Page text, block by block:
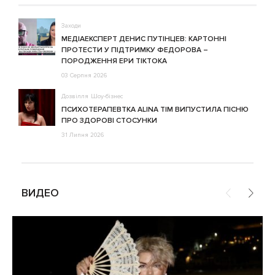
Заходи
МЕДІАЕКСПЕРТ ДЕНИС ПУТІНЦЕВ: КАРТОННІ
ПРОТЕСТИ У ПІДТРИМКУ ФЕДОРОВА –
ПОРОДЖЕННЯ ЕРИ ТІКТОКА
03 Серпня 2026
Дозвілля Шоу-бізнес
ПСИХОТЕРАПЕВТКА ALINA TIM ВИПУСТИЛА ПІСНЮ
ПРО ЗДОРОВІ СТОСУНКИ
31 Липня 2026
ВИДЕО